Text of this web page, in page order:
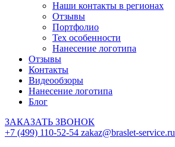
Наши контакты в регионах
Отзывы
Портфолио
Тех особенности
Нанесение логотипа
Отзывы
Контакты
Видеообзоры
Нанесение логотипа
Блог
ЗАКАЗАТЬ ЗВОНОК
+7 (499) 110-52-54 zakaz@braslet-service.ru